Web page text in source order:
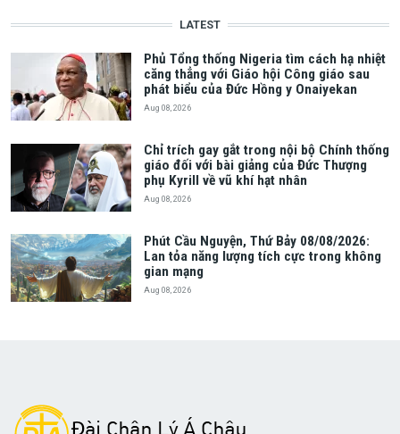
LATEST
Phủ Tổng thống Nigeria tìm cách hạ nhiệt
căng thẳng với Giáo hội Công giáo sau
phát biểu của Đức Hồng y Onaiyekan
Aug 08, 2026
Chỉ trích gay gắt trong nội bộ Chính thống
giáo đối với bài giảng của Đức Thượng
phụ Kyrill về vũ khí hạt nhân
Aug 08, 2026
Phút Cầu Nguyện, Thứ Bảy 08/08/2026:
Lan tỏa năng lượng tích cực trong không
gian mạng
Aug 08, 2026